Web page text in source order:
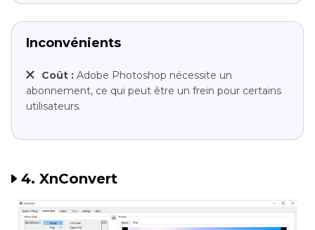
Inconvénients
Coût : Adobe Photoshop nécessite un
abonnement, ce qui peut être un frein pour certains
utilisateurs.
4. XnConvert